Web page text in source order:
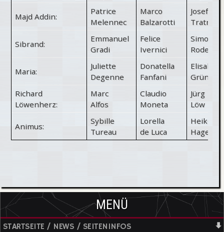
Majd Addin:
Patrice
Melennec
Marco
Balzarotti
Josef
Tratnik
Sibrand:
Emmanuel
Gradi
Felice
Ivernici
Simon
Roden
Maria:
Juliette
Degenne
Donatella
Fanfani
Elisabeth
Richard
Löwenherz:
Marc
Alfos
Claudio
Moneta
Jürg
Löw
Animus:
Sybille
Tureau
Lorella
de Luca
Heike
Hagen
MENÜ
STARTSEITE / NEWS / SEITENINFOS